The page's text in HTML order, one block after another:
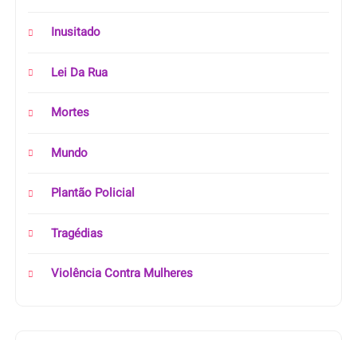
Inusitado
Lei Da Rua
Mortes
Mundo
Plantão Policial
Tragédias
Violência Contra Mulheres